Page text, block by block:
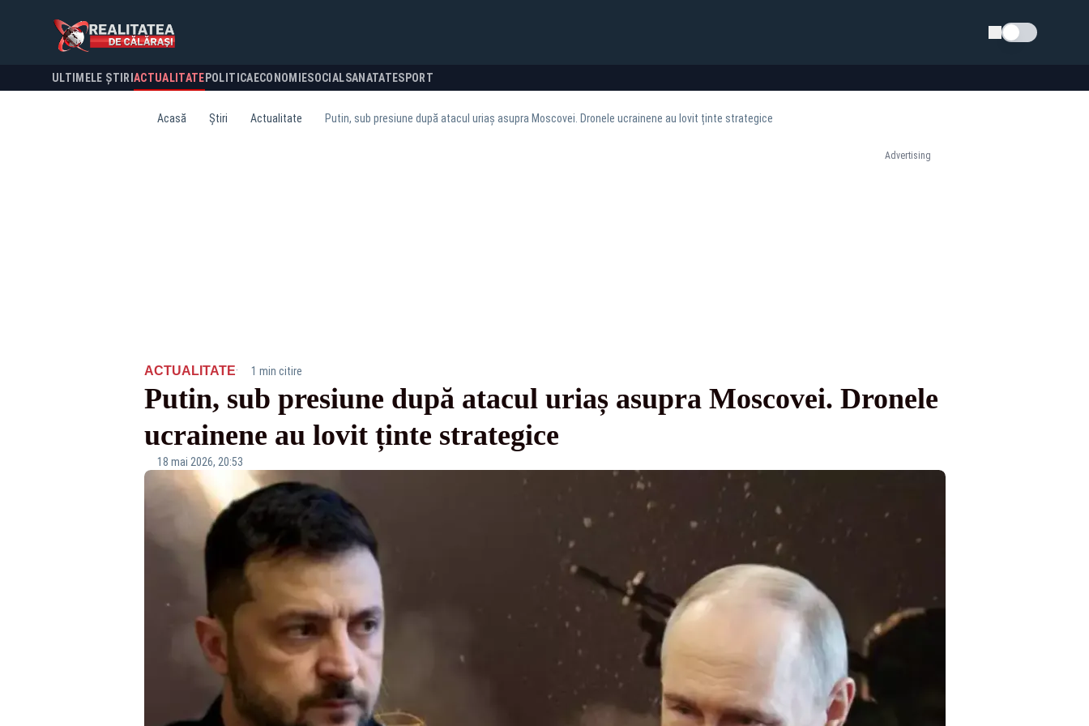
Schimba tema
ULTIMELE ȘTIRI ACTUALITATE POLITICA ECONOMIESOCIALSANATATESPORT
Acasă Știri Actualitate Putin, sub presiune după atacul uriaș asupra Moscovei. Dronele ucrainene au lovit ținte strategice
Advertising
ACTUALITATE· 1 min citire
Putin, sub presiune după atacul uriaș asupra Moscovei. Dronele
ucrainene au lovit ținte strategice
18 mai 2026, 20:53